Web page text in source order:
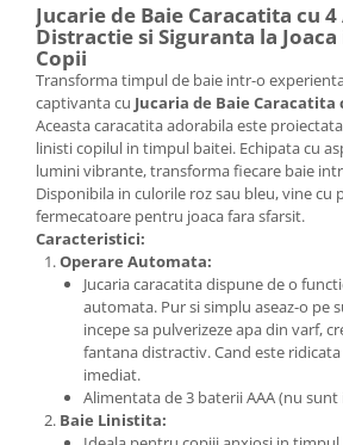
Jucarie de Baie Caracatita cu
Distractie si Siguranta la
Copii
Transforma timpul de baie intr-o
captivanta cu Jucaria de Baie Caracatita
Aceasta caracatita adorabila este
linisti copilul in timpul baitei. Echipata cu
lumini vibrante, transforma fiecare baie
Disponibila in culorile roz sau bleu, vine cu
fermecatoare pentru joaca fara sfarsit.
Caracteristici:
Operare Automata:
Jucaria caracatita dispune de o
automata. Pur si simplu aseaz-o pe
incepe sa pulverizeze apa din varf,
fantana distractiv. Cand este
imediat.
Alimentata de 3 baterii AAA (nu sunt
Baie Linistita: